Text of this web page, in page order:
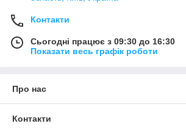
Контакти
Сьогодні працює з 09:30 до 16:30
Показати весь графік роботи
Про нас
Контакти